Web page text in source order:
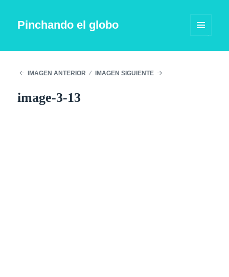
Pinchando el globo
WIDGETS
IMAGEN ANTERIOR IMAGEN SIGUIENTE
image-3-13